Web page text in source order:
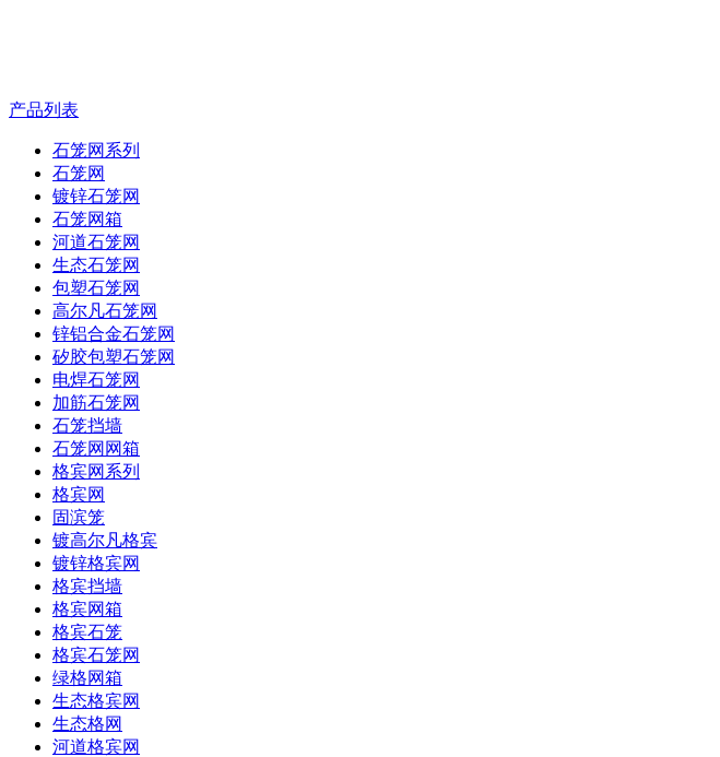
产品列表
石笼网系列
石笼网
镀锌石笼网
石笼网箱
河道石笼网
生态石笼网
包塑石笼网
高尔凡石笼网
锌铝合金石笼网
矽胶包塑石笼网
电焊石笼网
加筋石笼网
石笼挡墙
石笼网网箱
格宾网系列
格宾网
固滨笼
镀高尔凡格宾
镀锌格宾网
格宾挡墙
格宾网箱
格宾石笼
格宾石笼网
绿格网箱
生态格宾网
生态格网
河道格宾网